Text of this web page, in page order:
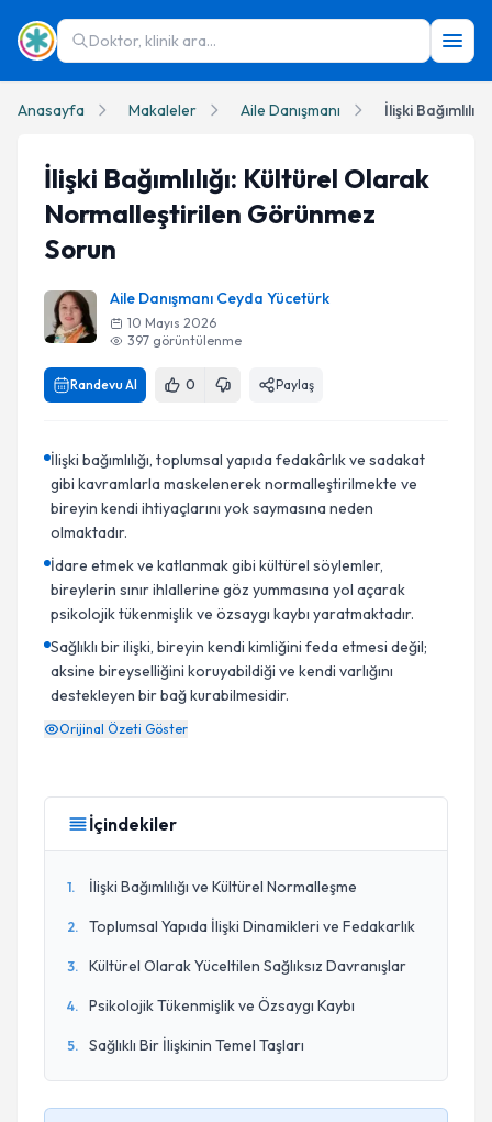
Doktor, klinik ara...
Anasayfa Makaleler Aile Danışmanı
İlişki Bağımlılığı: Kültürel Olarak
Normalleştirilen Görünmez
Sorun
Aile Danışmanı Ceyda Yücetürk
10 Mayıs 2026
397 görüntülenme
Randevu Al 0 Paylaş
İlişki bağımlılığı, toplumsal yapıda fedakârlık ve sadakat
gibi kavramlarla maskelenerek normalleştirilmekte ve
bireyin kendi ihtiyaçlarını yok saymasına neden
olmaktadır.
İdare etmek ve katlanmak gibi kültürel söylemler,
bireylerin sınır ihlallerine göz yummasına yol açarak
psikolojik tükenmişlik ve özsaygı kaybı yaratmaktadır.
Sağlıklı bir ilişki, bireyin kendi kimliğini feda etmesi değil;
aksine bireyselliğini koruyabildiği ve kendi varlığını
destekleyen bir bağ kurabilmesidir.
Orijinal Özeti Göster
İçindekiler
1. İlişki Bağımlılığı ve Kültürel Normalleşme
2. Toplumsal Yapıda İlişki Dinamikleri ve Fedakarlık
3. Kültürel Olarak Yüceltilen Sağlıksız Davranışlar
4. Psikolojik Tükenmişlik ve Özsaygı Kaybı
5. Sağlıklı Bir İlişkinin Temel Taşları